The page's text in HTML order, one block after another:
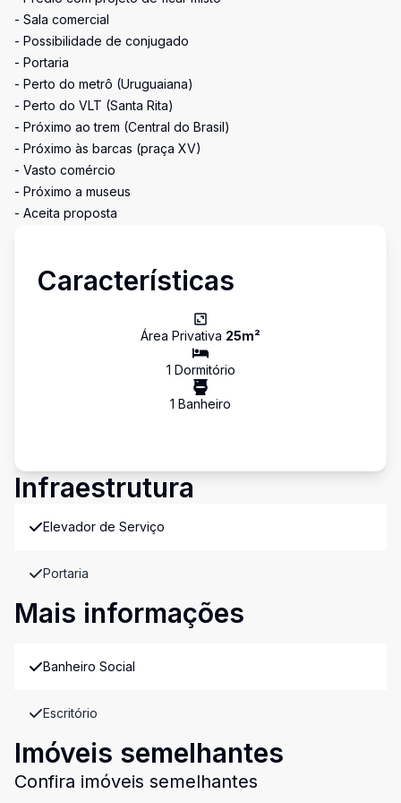
- Sala comercial
- Possibilidade de conjugado
- Portaria
- Perto do metrô (Uruguaiana)
- Perto do VLT (Santa Rita)
- Próximo ao trem (Central do Brasil)
- Próximo às barcas (praça XV)
- Vasto comércio
- Próximo a museus
- Aceita proposta
Características
Área Privativa 25m²
1 Dormitório
1 Banheiro
Infraestrutura
Elevador de Serviço
Portaria
Mais informações
Banheiro Social
Escritório
Imóveis semelhantes
Confira imóveis semelhantes